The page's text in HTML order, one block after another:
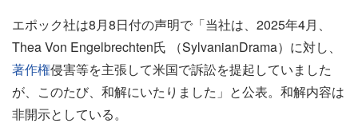
エポック社は8月8日付の声明で「当社は、2025年4月、
Thea Von Engelbrechten氏 （SylvanianDrama）に対し、
著作権侵害等を主張して米国で訴訟を提起していました
が、このたび、和解にいたりました」と公表。和解内容は
非開示としている。